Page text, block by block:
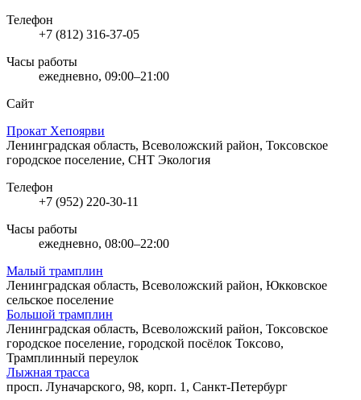
Телефон
+7 (812) 316-37-05
Часы работы
ежедневно, 09:00–21:00
Сайт
Прокат Хепоярви
Ленинградская область, Всеволожский район, Токсовское
городское поселение, СНТ Экология
Телефон
+7 (952) 220-30-11
Часы работы
ежедневно, 08:00–22:00
Малый трамплин
Ленинградская область, Всеволожский район, Юкковское
сельское поселение
Большой трамплин
Ленинградская область, Всеволожский район, Токсовское
городское поселение, городской посёлок Токсово,
Трамплинный переулок
Лыжная трасса
просп. Луначарского, 98, корп. 1, Санкт-Петербург